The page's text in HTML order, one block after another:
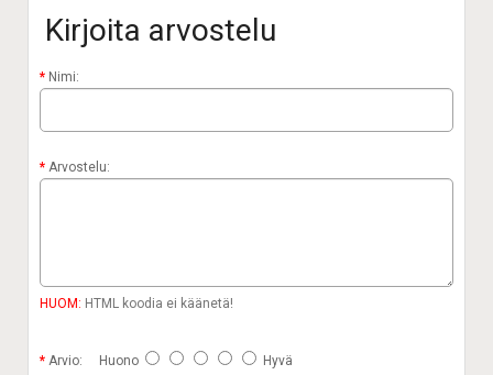
Kirjoita arvostelu
Nimi:
Arvostelu:
HUOM: HTML koodia ei käänetä!
Arvio: Huono Hyvä